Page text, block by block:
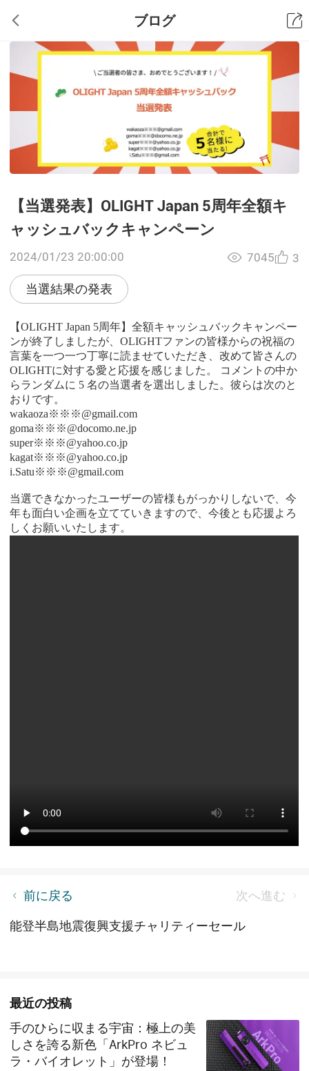
ブログ
【当選発表】OLIGHT Japan 5周年全額キ
ャッシュバックキャンペーン
2024/01/23 20:00:00
当選結果の発表
7045 3
【OLIGHT Japan 5周年】全額キャッシュバックキャンペー
ンが終了しましたが、OLIGHTファンの皆様からの祝福の
言葉を一つ一つ丁寧に読ませていただき、改めて皆さんの
OLIGHTに対する愛と応援を感じました。 コメントの中か
らランダムに 5 名の当選者を選出しました。彼らは次のと
おりです。
wakaoza※※※@gmail.com
goma※※※@docomo.ne.jp
super※※※@yahoo.co.jp
kagat※※※@yahoo.co.jp
i.Satu※※※@gmail.com
当選できなかったユーザーの皆様もがっかりしないで、今
年も面白い企画を立てていきますので、今後とも応援よろ
しくお願いいたします。
前に戻る 次へ進む
産業における UV ライトの応用
能登半島地震復興支援チャリティーセール
最近の投稿
手のひらに収まる宇宙：極上の美
しさを誇る新色「ArkPro ネビュ
ラ・バイオレット」が登場！